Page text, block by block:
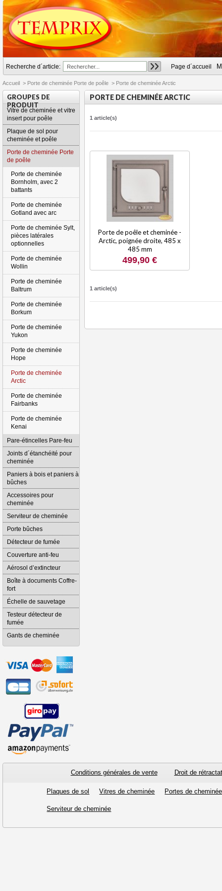
Recherche d´article: Page d´accueil
Accueil > Porte de cheminée Porte de poêle > Porte de cheminée Arctic
PORTE DE CHEMINÉE ARCTIC
1 article(s)
Porte de poêle et cheminée -
Arctic, poignée droite, 485 x
485 mm
499,90 €
1 article(s)
GROUPES DE
PRODUIT
Vitre de cheminée et vitre
insert pour poêle
Plaque de sol pour
cheminée et poêle
Porte de cheminée Porte
de poêle
Porte de cheminée
Bornholm, avec 2
battants
Porte de cheminée
Gotland avec arc
Porte de cheminée Sylt,
pièces latérales
optionnelles
Porte de cheminée
Wollin
Porte de cheminée
Baltrum
Porte de cheminée
Borkum
Porte de cheminée
Yukon
Porte de cheminée
Hope
Porte de cheminée
Arctic
Porte de cheminée
Fairbanks
Porte de cheminée
Kenai
Pare-étincelles Pare-feu
Joints d´étanchéité pour
cheminée
Paniers à bois et paniers à
bûches
Accessoires pour
cheminée
Serviteur de cheminée
Porte bûches
Détecteur de fumée
Couverture anti-feu
Aérosol d’extincteur
Boîte à documents Coffre-
fort
Échelle de sauvetage
Testeur détecteur de
fumée
Gants de cheminée
Conditions générales de vente Droit de
Plaques de sol Vitres de cheminée Portes de cheminée
Serviteur de cheminée